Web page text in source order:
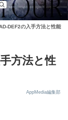
DEF2の入手方法と性能
方法と性
AppMedia編集部